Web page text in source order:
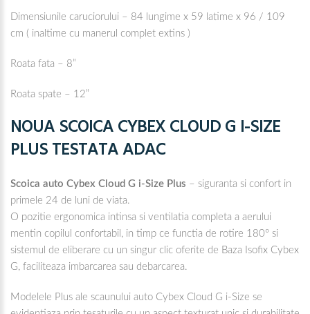
Dimensiunile caruciorului – 84 lungime x 59 latime x 96 / 109
cm ( inaltime cu manerul complet extins )
Roata fata – 8”
Roata spate – 12”
NOUA SCOICA CYBEX CLOUD G I-SIZE
PLUS TESTATA ADAC
Scoica auto Cybex Cloud G i-Size Plus – siguranta si confort in
primele 24 de luni de viata.
O pozitie ergonomica intinsa si ventilatia completa a aerului
mentin copilul confortabil, in timp ce functia de rotire 180° si
sistemul de eliberare cu un singur clic oferite de Baza Isofix Cybex
G, faciliteaza imbarcarea sau debarcarea.
Modelele Plus ale scaunului auto Cybex Cloud G i-Size se